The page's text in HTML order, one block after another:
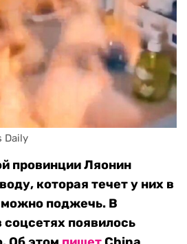
Daily
провинции Ляонин
которая течет у них в
поджечь. В
появилось